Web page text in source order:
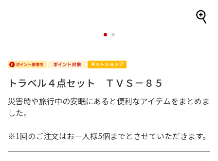
1 2
トラベル４点セット ＴＶＳ－８５
災害時や旅行中の安眠にあると便利なアイテムをまとめま
した。
※1回のご注文はお一人様5個までとさせていただきます。